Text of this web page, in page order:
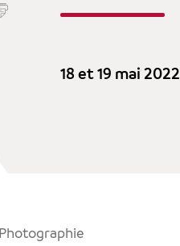
18 et 19 mai 2022